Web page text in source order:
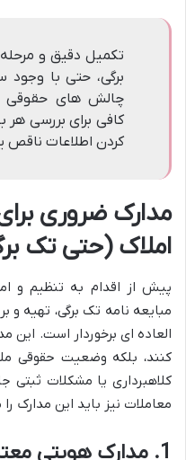
تکمیل دقیق و
برگی، حتی با وجود
چالش های حقوقی
کافی برای بررسی هر
کردن اطلاعات ناقص
مدارک ضروری
املاک (حتی تک
پیش از اقدام به تنظیم و
مبایعه نامه تک برگی، تهیه و
العاده ای برخوردار است. این
کنند، بلکه وضعیت حقوقی
کلاهبرداری یا مشکلات ثبتی
معاملات نیز باید این مدارک
1. مدارک هویتی معتبر طرفین